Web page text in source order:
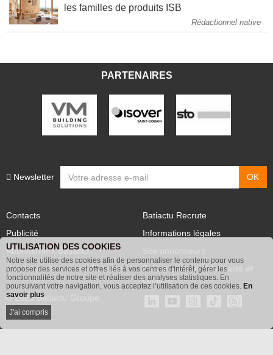
les familles de produits ISB
Rédactionnel native
PARTENAIRES
Newsletter
Contacts
Publicité
Abonnement Batiactu
Voir les contenus+ de Batiactu
Batiactu Recrute
Informations légales
Politique de confidentialité et
cookies
© 2026 Batiactu Groupe
UTILISATION DES COOKIES
Notre site utilise des cookies afin de personnaliser le contenu pour vous
proposer des services et offres liés à vos centres d'intérêt, gérer les
fonctionnalités de notre site et réaliser des analyses statistiques. En
poursuivant votre navigation, vous acceptez l’utilisation de ces cookies. En
savoir plus
J'ai compris